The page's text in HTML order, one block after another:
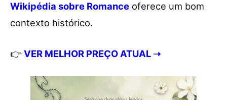
Wikipédia sobre Romance oferece um bom
contexto histórico.
👉 VER MELHOR PREÇO ATUAL ➝